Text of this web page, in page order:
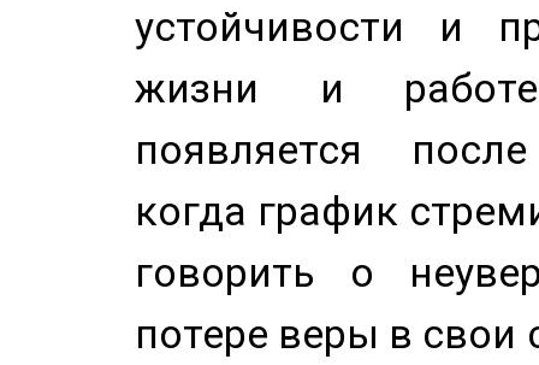
устойчивости и
жизни и
появляется
когда график
говорить о
потере веры в свои